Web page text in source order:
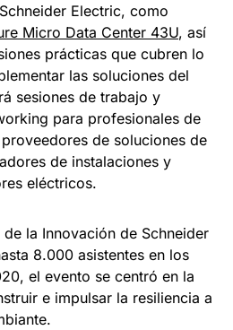
Electric, como
Micro Data Center 43U, así
prácticas que cubren lo
las soluciones del
sesiones de trabajo y
para profesionales de
de soluciones de
de instalaciones y
eléctricos.
la Innovación de Schneider
8.000 asistentes en los
el evento se centró en la
e impulsar la resiliencia a